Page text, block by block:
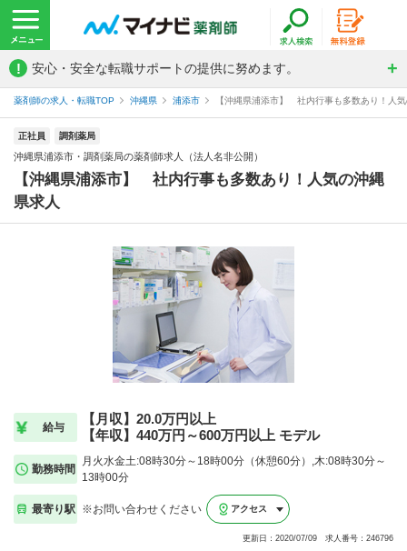
! 安心・安全な転職サポートの提供に努めます。
薬剤師の求人・転職TOP 沖縄県 浦添市 【沖縄県浦添市】 社内行事も多数あり！人
正社員 調剤薬局
沖縄県浦添市・調剤薬局の薬剤師求人（法人名非公開）
【沖縄県浦添市】 社内行事も多数あり！人気の沖縄
県求人
給与
【月収】20.0万円以上
【年収】440万円～600万円以上 モデル
勤務時間
月火水金土:08時30分～18時00分（休憩60分）,木:08時30分～
13時00分
最寄り駅 ※お問い合わせください アクセス
更新日：2020/07/09 求人番号：246796